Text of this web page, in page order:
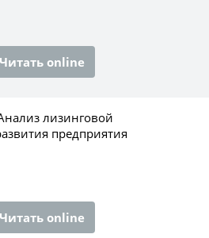
Читать online
лизинговой
предприятия
Читать online